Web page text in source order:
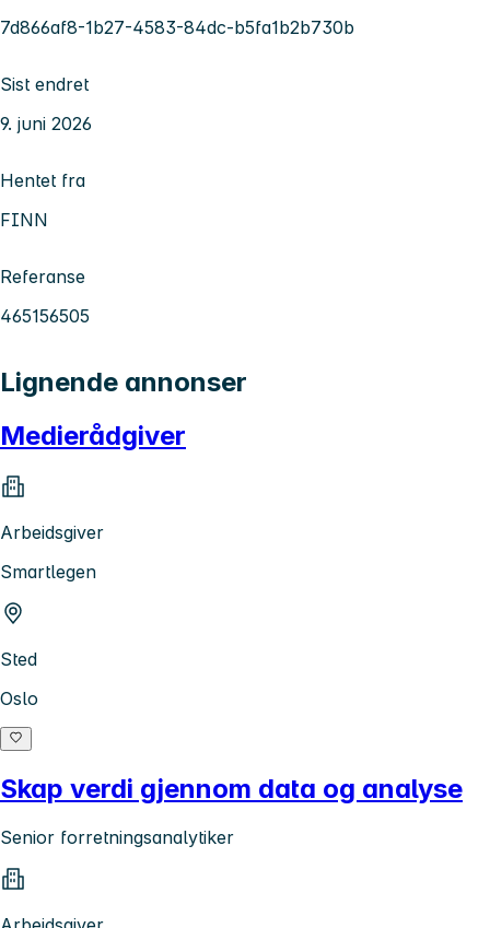
7d866af8-1b27-4583-84dc-b5fa1b2b730b
Sist endret
9. juni 2026
Hentet fra
FINN
Referanse
465156505
Lignende annonser
Medierådgiver
Arbeidsgiver
Smartlegen
Sted
Oslo
Skap verdi gjennom data og analyse
Senior forretningsanalytiker